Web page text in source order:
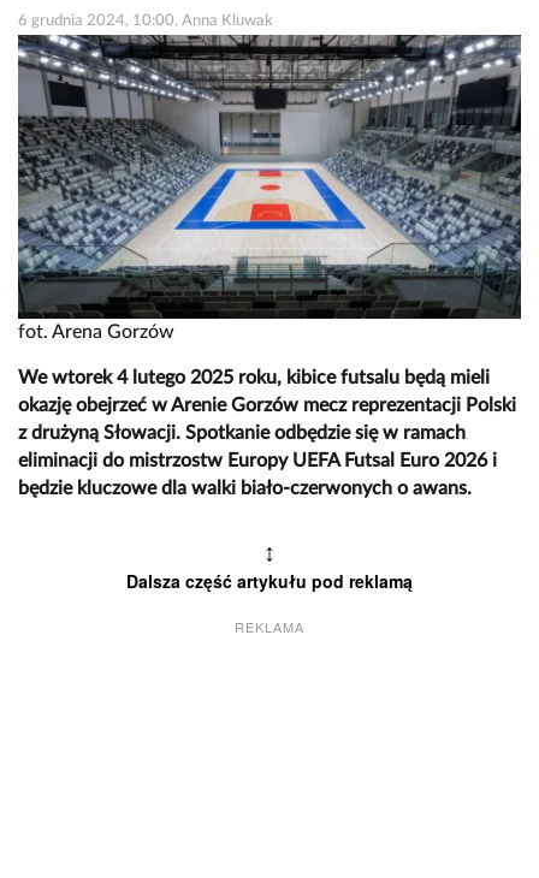
6 grudnia 2024, 10:00, Anna Kluwak
fot. Arena Gorzów
We wtorek 4 lutego 2025 roku, kibice futsalu będą mieli
okazję obejrzeć w Arenie Gorzów mecz reprezentacji Polski
z drużyną Słowacji. Spotkanie odbędzie się w ramach
eliminacji do mistrzostw Europy UEFA Futsal Euro 2026 i
będzie kluczowe dla walki biało-czerwonych o awans.
↕
Dalsza część artykułu pod reklamą
REKLAMA